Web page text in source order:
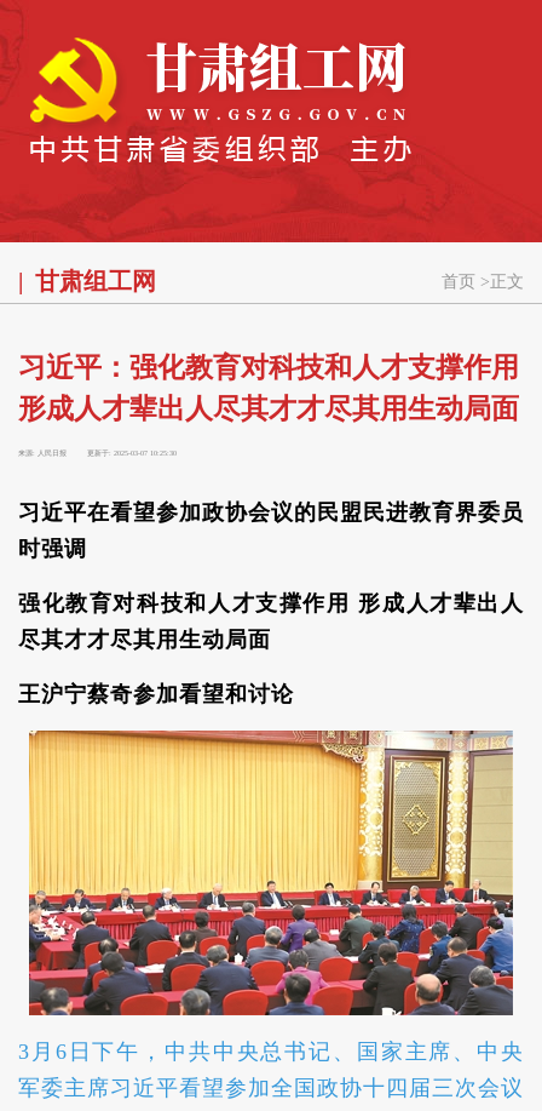
甘肃组工网 首页 > 正文
习近平：强化教育对科技和人才支撑作用
形成人才辈出人尽其才才尽其用生动局面
来源: 人民日报 更新于: 2025-03-07 10:25:30
习近平在看望参加政协会议的民盟民进教育界委员
时强调
强化教育对科技和人才支撑作用 形成人才辈出人
尽其才才尽其用生动局面
王沪宁蔡奇参加看望和讨论
3月6日下午，中共中央总书记、国家主席、中央
军委主席习近平看望参加全国政协十四届三次会议